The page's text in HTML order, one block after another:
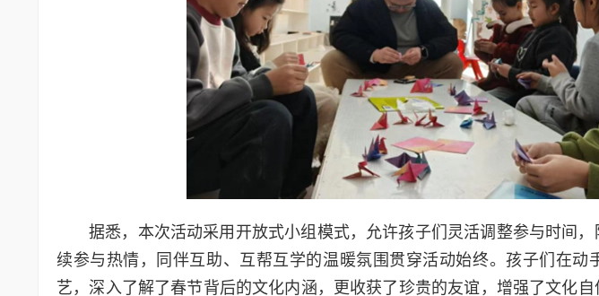
据悉，本次活动采用开放式小组模式，允许孩子们灵活调整参与时间
续参与热情，同伴互助、互帮互学的温暖氛围贯穿活动始终。孩子们在动
艺，深入了解了春节背后的文化内涵，更收获了珍贵的友谊，增强了文化